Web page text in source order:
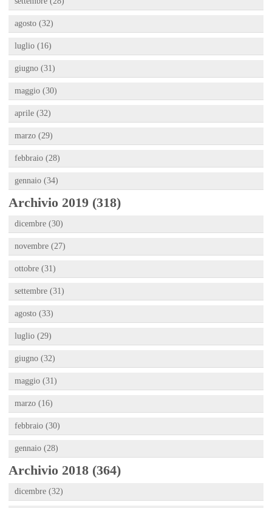
agosto (32)
luglio (16)
giugno (31)
maggio (30)
aprile (32)
marzo (29)
febbraio (28)
gennaio (34)
Archivio 2019 (318)
dicembre (30)
novembre (27)
ottobre (31)
settembre (31)
agosto (33)
luglio (29)
giugno (32)
maggio (31)
marzo (16)
febbraio (30)
gennaio (28)
Archivio 2018 (364)
dicembre (32)